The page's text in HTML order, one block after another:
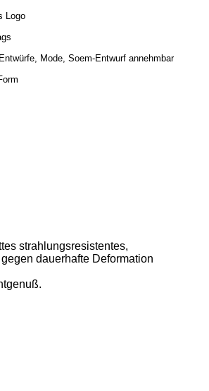
Logo
Mode, Soem-Entwurf annehmbar
strahlungsresistentes,
dauerhafte Deformation